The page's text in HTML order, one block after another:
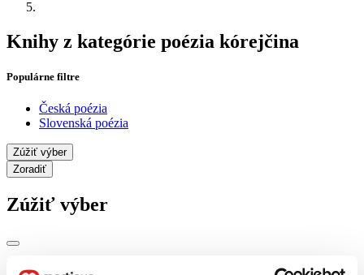
Knihy z kategórie poézia kórejčina
Populárne filtre
Česká poézia
Slovenská poézia
Zúžiť výber
Zoradiť
Zúžiť výber
Zobraziť iba